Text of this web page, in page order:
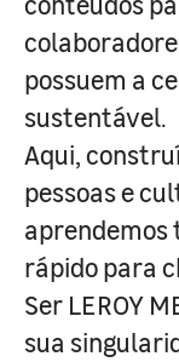
possuem a
sustentável.
Aqui,
pessoas e
aprendemos
rápido para
Ser LEROY
sua